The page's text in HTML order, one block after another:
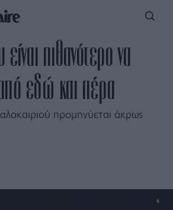
πιθανότερο να
εδώ και πέρα
προμηνύεται άκρως